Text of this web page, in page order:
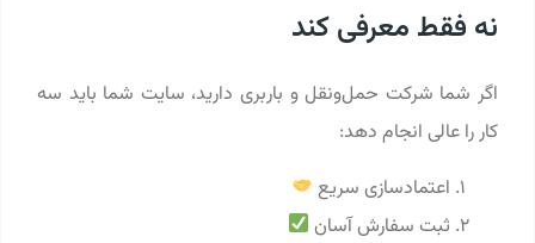
نه فقط معرفی کند
اگر شما شرکت حمل‌ونقل و باربری دارید، سایت شما باید سه
کار را عالی انجام دهد:
اعتمادسازی سریع
ثبت سفارش آسان